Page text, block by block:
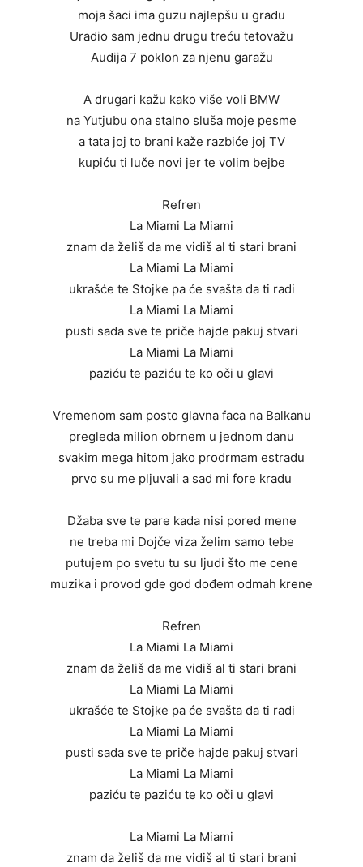
moja šaci ima guzu najlepšu u gradu
Uradio sam jednu drugu treću tetovažu
Audija 7 poklon za njenu garažu
A drugari kažu kako više voli BMW
na Yutjubu ona stalno sluša moje pesme
a tata joj to brani kaže razbiće joj TV
kupiću ti luče novi jer te volim bejbe
Refren
La Miami La Miami
znam da želiš da me vidiš al ti stari brani
La Miami La Miami
ukrašće te Stojke pa će svašta da ti radi
La Miami La Miami
pusti sada sve te priče hajde pakuj stvari
La Miami La Miami
paziću te paziću te ko oči u glavi
Vremenom sam posto glavna faca na Balkanu
pregleda milion obrnem u jednom danu
svakim mega hitom jako prodrmam estradu
prvo su me pljuvali a sad mi fore kradu
Džaba sve te pare kada nisi pored mene
ne treba mi Dojče viza želim samo tebe
putujem po svetu tu su ljudi što me cene
muzika i provod gde god dođem odmah krene
Refren
La Miami La Miami
znam da želiš da me vidiš al ti stari brani
La Miami La Miami
ukrašće te Stojke pa će svašta da ti radi
La Miami La Miami
pusti sada sve te priče hajde pakuj stvari
La Miami La Miami
paziću te paziću te ko oči u glavi
La Miami La Miami
znam da želiš da me vidiš al ti stari brani